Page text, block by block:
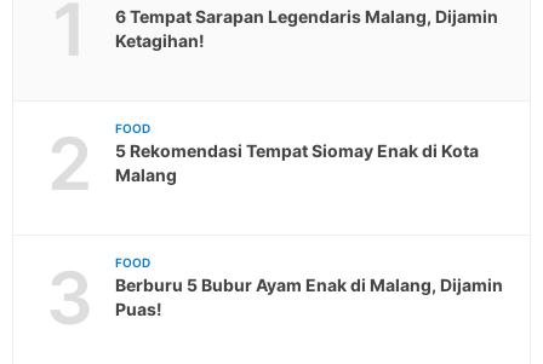
1
6 Tempat Sarapan Legendaris Malang, Dijamin
Ketagihan!
2 FOOD
5 Rekomendasi Tempat Siomay Enak di Kota
Malang
3 FOOD
Berburu 5 Bubur Ayam Enak di Malang, Dijamin
Puas!